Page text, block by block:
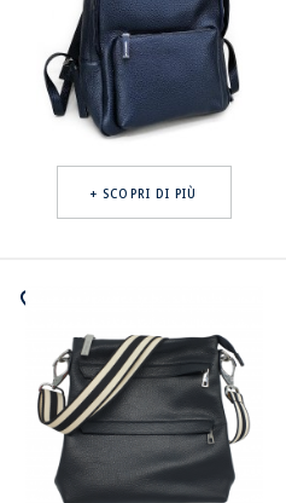
+ SCOPRI DI PIÙ
favorite_border